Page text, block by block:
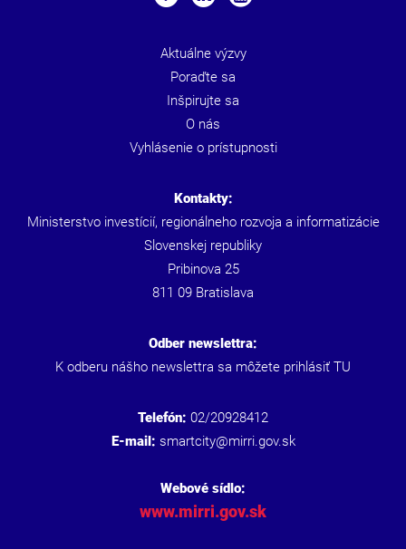
Aktuálne výzvy
Poraďte sa
Inšpirujte sa
O nás
Vyhlásenie o prístupnosti
Kontakty:
Ministerstvo investícií, regionálneho rozvoja a informatizácie
Slovenskej republiky
Pribinova 25
811 09 Bratislava
Odber newslettra:
K odberu nášho newslettra sa môžete prihlásiť TU
Telefón: 02/20928412
E-mail: smartcity@mirri.gov.sk
Webové sídlo:
www.mirri.gov.sk